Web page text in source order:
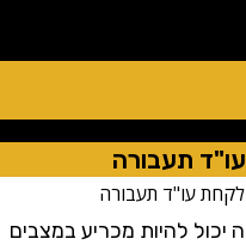
תעבורה
תעבורה
להיות מכריע במצבים